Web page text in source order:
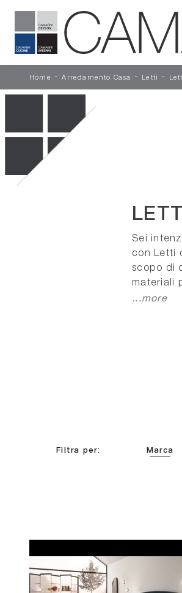
Home -Arredamento Casa - Letti -
Sei
con Letti
scopo di
materiali
...more
Filtra per: Marca